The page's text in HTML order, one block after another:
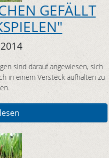
GEFÄLLT
sind darauf angewiesen, sich
in einem Versteck aufhalten zu